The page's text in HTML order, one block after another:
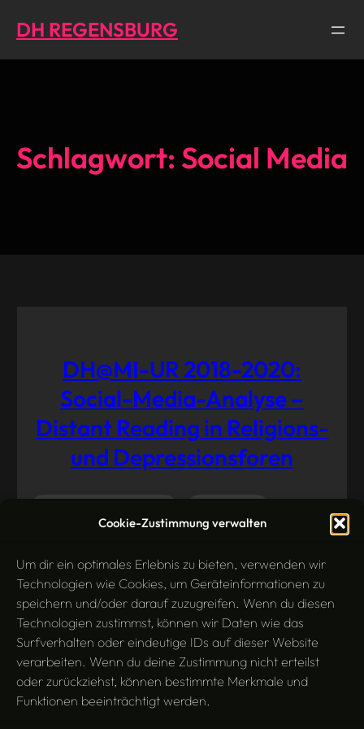
Cookie-Zustimmung verwalten
Um dir ein optimales Erlebnis zu bieten, verwenden wir
Technologien wie Cookies, um Geräteinformationen zu
speichern und/oder darauf zuzugreifen. Wenn du diesen
Technologien zustimmst, können wir Daten wie das
Surfverhalten oder eindeutige IDs auf dieser Website
verarbeiten. Wenn du deine Zustimmung nicht erteilst
oder zurückziehst, können bestimmte Merkmale und
Funktionen beeinträchtigt werden.
zum
Inhalt
DH REGENSBURG
Schlagwort: Social Media
DH@MI-UR 2018-2020:
Social-Media-Analyse –
Distant Reading in Religions-
und Depressionsforen
Oktober